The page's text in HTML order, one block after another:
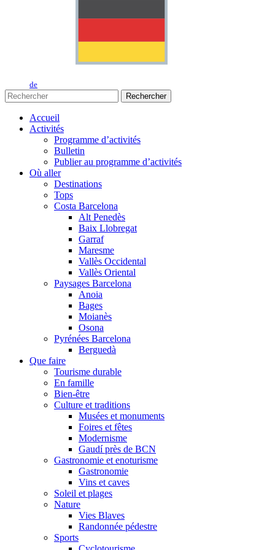
de
Rechercher
Accueil
Activités
Programme d’activités
Bulletin
Publier au programme d’activités
Où aller
Destinations
Tops
Costa Barcelona
Alt Penedès
Baix Llobregat
Garraf
Maresme
Vallès Occidental
Vallès Oriental
Paysages Barcelona
Anoia
Bages
Moianès
Osona
Pyrénées Barcelona
Berguedà
Que faire
Tourisme durable
En famille
Bien-être
Culture et traditions
Musées et monuments
Foires et fêtes
Modernisme
Gaudí près de BCN
Gastronomie et enoturisme
Gastronomie
Vins et caves
Soleil et plages
Nature
Vies Blaves
Randonnée pédestre
Sports